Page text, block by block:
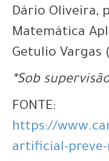
Dário Oliveira,
Matemática
Getulio Vargas
*Sob
FONTE:
https://
artificial-preve-